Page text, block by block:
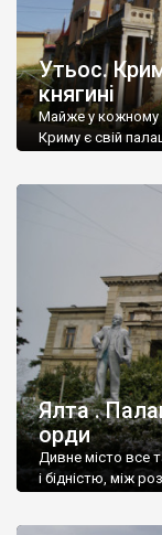
Утьос.
княгині
Майже у кожному
Криму є свій
Ялта .
орди
Дивне місто все
і бідністю, між